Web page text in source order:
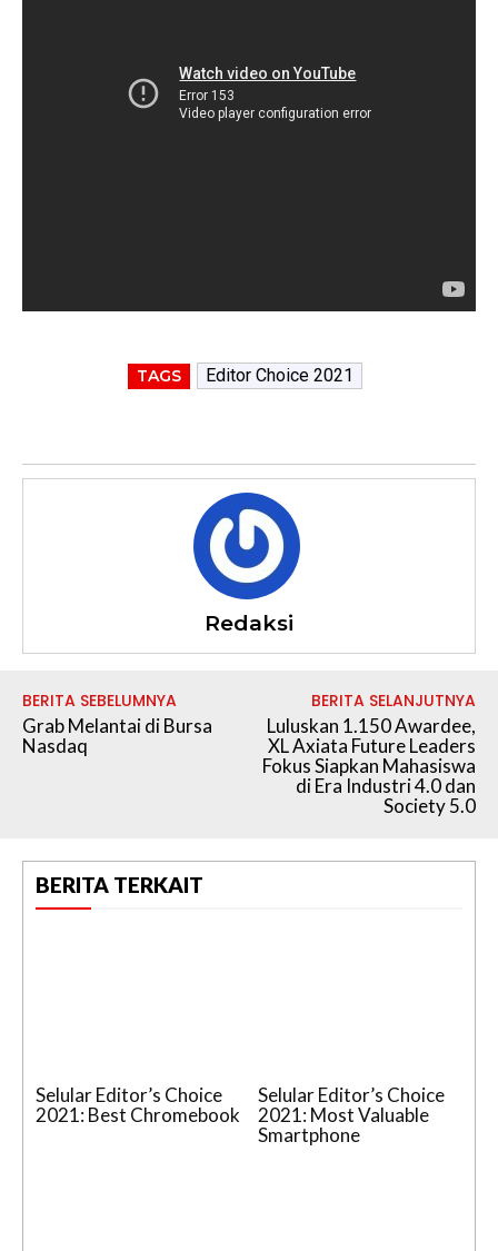
TAGS Editor Choice 2021
Redaksi
BERITA SEBELUMNYA
Grab Melantai di Bursa
Nasdaq
BERITA SELANJUTNYA
Luluskan 1.150 Awardee,
XL Axiata Future Leaders
Fokus Siapkan Mahasiswa
di Era Industri 4.0 dan
Society 5.0
BERITA TERKAIT
Selular Editor’s Choice
2021: Best Chromebook
Selular Editor’s Choice
2021: Most Valuable
Smartphone